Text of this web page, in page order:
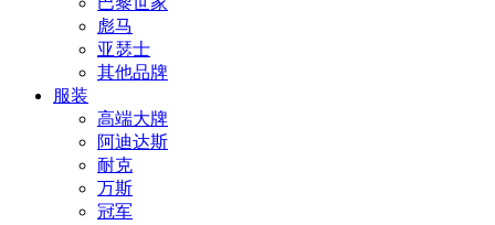
彪马
亚瑟士
其他品牌
服装
高端大牌
阿迪达斯
耐克
万斯
冠军